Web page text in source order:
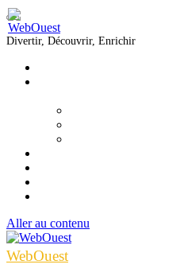
Divertir, Découvrir, Enrichir
Aller au contenu
WebOuest